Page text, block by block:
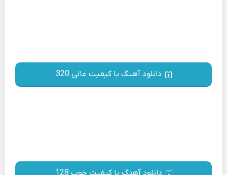
دانلود آهنگ با کیفیت عالی 320
دانلود آهنگ با کیفیت خوب 128